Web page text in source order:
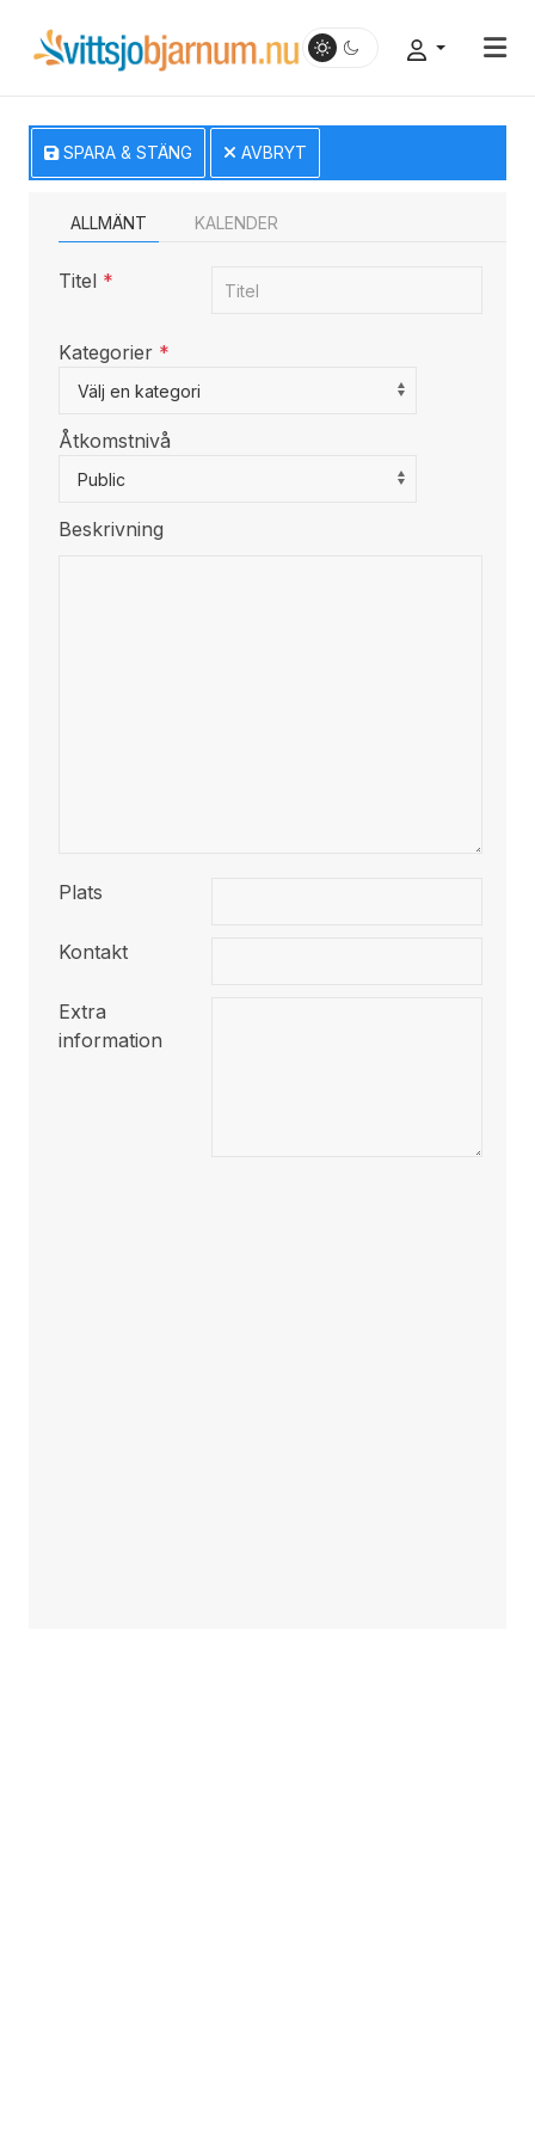
SPARA & STÄNG AVBRYT
ALLMÄNT KALENDER
Titel *
Kategorier *
Select a Category to filter list
Välj en kategori
Åtkomstnivå
Public
Beskrivning
Plats
Kontakt
Extra
information